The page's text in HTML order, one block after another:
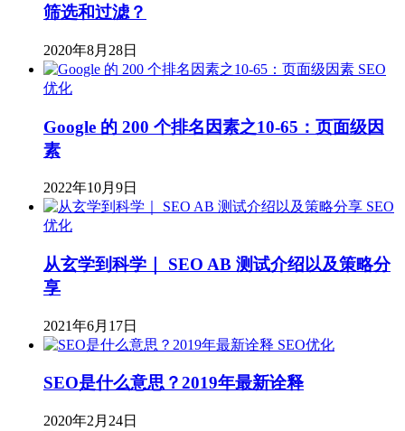
筛选和过滤？
2020年8月28日
SEO
优化
Google 的 200 个排名因素之10-65：页面级因
素
2022年10月9日
SEO
优化
从玄学到科学｜ SEO AB 测试介绍以及策略分
享
2021年6月17日
SEO优化
SEO是什么意思？2019年最新诠释
2020年2月24日